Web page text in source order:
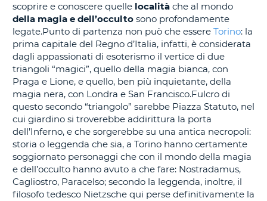
scoprire e conoscere quelle località che al mondo
della magia e dell’occulto sono profondamente
legate.Punto di partenza non può che essere Torino: la
prima capitale del Regno d’Italia, infatti, è considerata
dagli appassionati di esoterismo il vertice di due
triangoli “magici”, quello della magia bianca, con
Praga e Lione, e quello, ben più inquietante, della
magia nera, con Londra e San Francisco.Fulcro di
questo secondo “triangolo” sarebbe Piazza Statuto, nel
cui giardino si troverebbe addirittura la porta
dell’Inferno, e che sorgerebbe su una antica necropoli:
storia o leggenda che sia, a Torino hanno certamente
soggiornato personaggi che con il mondo della magia
e dell’occulto hanno avuto a che fare: Nostradamus,
Cagliostro, Paracelso; secondo la leggenda, inoltre, il
filosofo tedesco Nietzsche qui perse definitivamente la